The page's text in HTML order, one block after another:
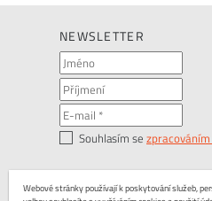
NEWSLETTER
Souhlasím se
Webové stránky používají k poskytování služeb,